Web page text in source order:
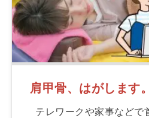
肩甲骨、はがします。
テレワークや家事などで